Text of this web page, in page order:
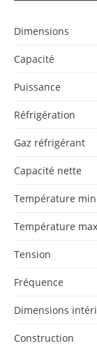
Dimensions
Capacité
Puissance
Réfrigération
Gaz réfrigérant
Capacité nette
Température min
Température max
Tension
Fréquence
Dimensions
Construction